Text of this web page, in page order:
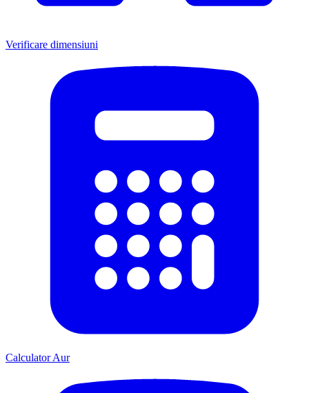
Verificare dimensiuni
Calculator Aur